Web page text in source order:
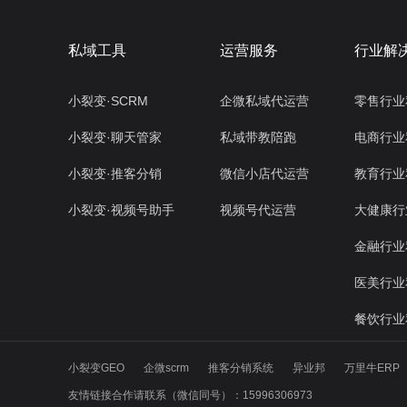
私域工具
小裂变·SCRM
小裂变·聊天管家
小裂变·推客分销
小裂变·视频号助手
运营服务
企微私域代运营
私域带教陪跑
微信小店代运营
视频号代运营
行业解
零售行
电商行
教育行
大健康
金融行
医美行
餐饮行
小裂变GEO 企微scrm 推客分销系统 异业邦 万里牛ERP
友情链接合作请联系（微信同号）：15996306973